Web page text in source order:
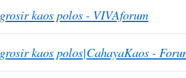
grosir kaos polos - VIVAforum
grosir kaos polos|CahayaKaos -